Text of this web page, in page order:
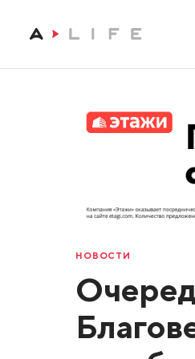
НОВОСТИ